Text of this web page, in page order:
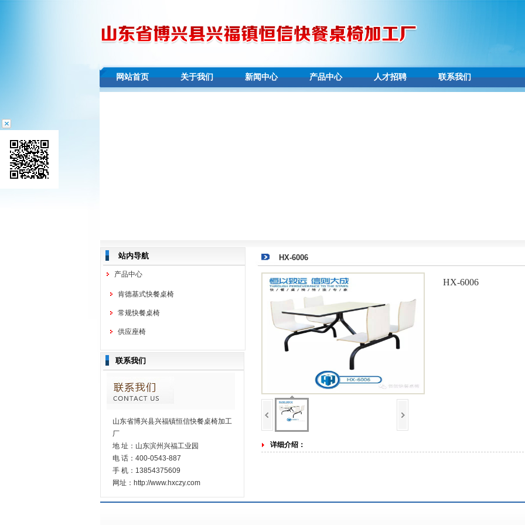
网站首页 关于我们 新闻中心 产品中心 人才招聘 联系我们
站内导航
产品中心
肯德基式快餐桌椅
常规快餐桌椅
供应座椅
联系我们
山东省博兴县兴福镇恒信快餐桌椅加工
厂
地 址：山东滨州兴福工业园
电 话：400-0543-887
手 机：13854375609
网址：http://www.hxczy.com
HX-6006
HX-6006
详细介绍：